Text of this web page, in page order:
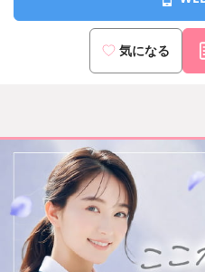
気になる